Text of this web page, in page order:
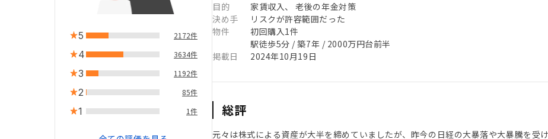
5 2172件
4 3634件
3 1192件
2 85件
1 1件
目的
家賃収入、 老後の年金対策
決め手
リスクが許容範囲だった
物件
初回購入1件
駅徒歩5分 / 築7年 / 2000万円台前半
掲載日
2024年10月19日
総評
元々は株式による資産が大半を締めていましたが、昨今の日経の大暴落や大暴騰を受